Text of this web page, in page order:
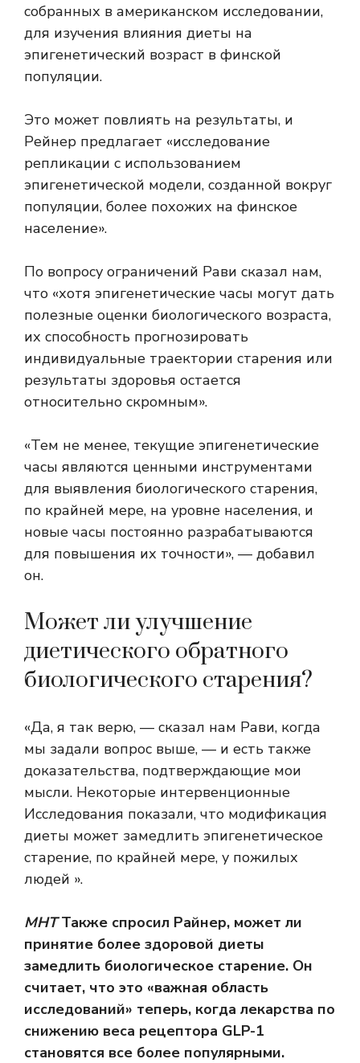
собранных в американском исследовании,
для изучения влияния диеты на
эпигенетический возраст в финской
популяции.
Это может повлиять на результаты, и
Рейнер предлагает «исследование
репликации с использованием
эпигенетической модели, созданной вокруг
популяции, более похожих на финское
население».
По вопросу ограничений Рави сказал нам,
что «хотя эпигенетические часы могут дать
полезные оценки биологического возраста,
их способность прогнозировать
индивидуальные траектории старения или
результаты здоровья остается
относительно скромным».
«Тем не менее, текущие эпигенетические
часы являются ценными инструментами
для выявления биологического старения,
по крайней мере, на уровне населения, и
новые часы постоянно разрабатываются
для повышения их точности», — добавил
он.
Может ли улучшение
диетического обратного
биологического старения?
«Да, я так верю, — сказал нам Рави, когда
мы задали вопрос выше, — и есть также
доказательства, подтверждающие мои
мысли. Некоторые интервенционные
Исследования показали, что модификация
диеты может замедлить эпигенетическое
старение, по крайней мере, у пожилых
людей ».
МНТТакже спросил Райнер, может ли
принятие более здоровой диеты
замедлить биологическое старение. Он
считает, что это «важная область
исследований» теперь, когда лекарства по
снижению веса рецептора GLP-1
становятся все более популярными.